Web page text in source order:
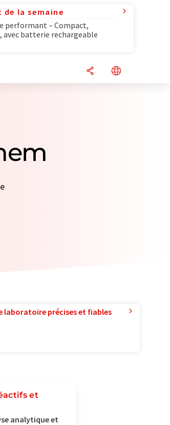
de la semaine
performant – Compact,
avec batterie rechargeable
laboratoire précises et fiables
et
analytique et